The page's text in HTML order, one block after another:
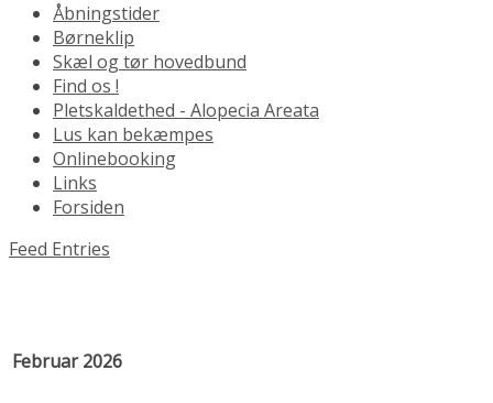
Åbningstider
Børneklip
Skæl og tør hovedbund
Find os !
Pletskaldethed - Alopecia Areata
Lus kan bekæmpes
Onlinebooking
Links
Forsiden
Feed Entries
Februar 2026